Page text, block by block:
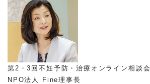
第2・3回不妊予防・治療オンライン相談会
NPO法人 Fine理事長